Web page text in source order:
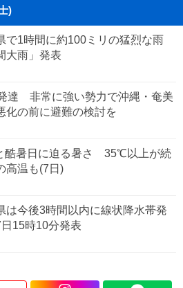
)
で1時間に約100ミリの猛烈な雨
大雨」発表
達 非常に強い勢力で沖縄・奄美
の前に避難の検討を
酷暑日に迫る暑さ 35℃以上が続
高温も(7日)
は今後3時間以内に線状降水帯発
15時10分発表